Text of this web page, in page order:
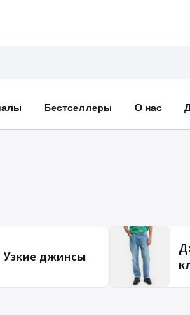
Бестселлеры О нас
Узкие джинсы